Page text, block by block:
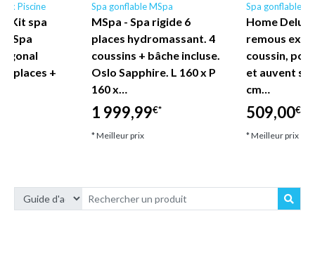
Piscine
- Kit spa
places +
Spa gonflable MSpa
MSpa - Spa rigide 6
places hydromassant. 4
coussins + bâche incluse.
Oslo Sapphire. L 160 x P
160 x…
1 999,99€*
* Meilleur prix
Spa gonflable
Home
remous
coussin,
et auvent
cm…
509,00€*
* Meilleur prix